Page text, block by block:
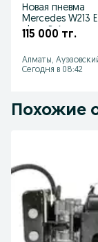
Новая пневма
Mercedes W213 E
class. В Алматы
115 000 тг.
Алматы,
Сегодня в 08:42
Похожие